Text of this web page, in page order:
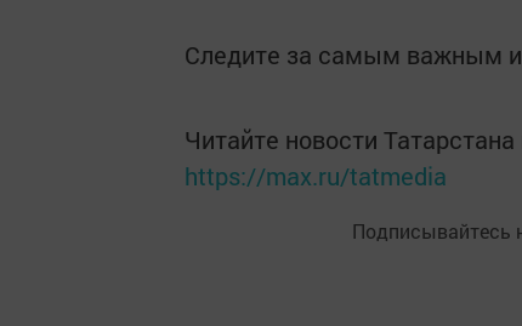
Следите за самым важным
Читайте новости
https://max.ru/tatmedia
Подписывайтесь